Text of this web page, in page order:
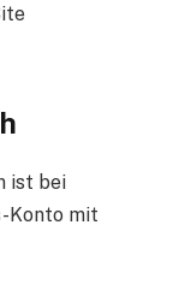
ist bei
Konto mit